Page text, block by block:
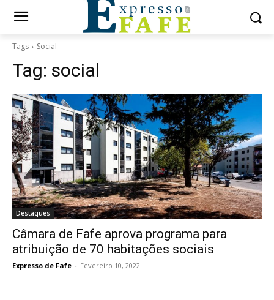
Tags Social
Tag: social
Destaques
Câmara de Fafe aprova programa para
atribuição de 70 habitações sociais
Expresso de Fafe - Fevereiro 10, 2022